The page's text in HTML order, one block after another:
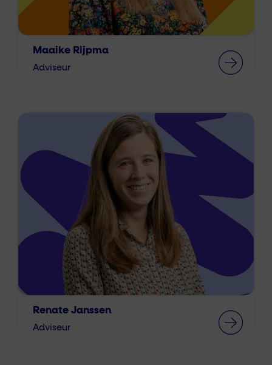
Maaike Rijpma
Adviseur
Renate Janssen
Adviseur